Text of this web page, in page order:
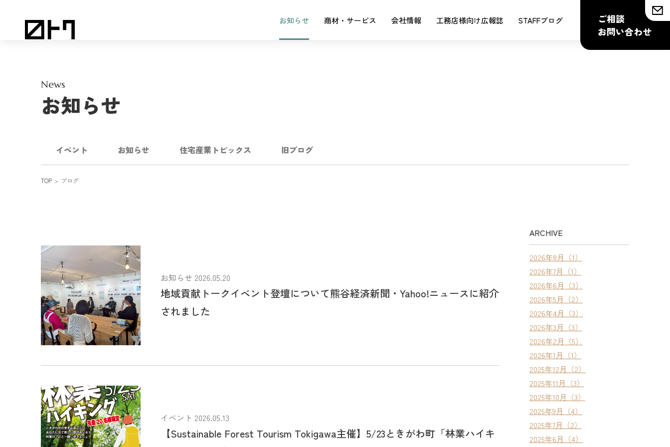
お知らせ 商材・サービス 会社情報 工務店様向け広報誌 STAFFブログ
ご相談
お問い合わせ
News
お知らせ
イベント お知らせ 住宅産業トピックス 旧ブログ
TOP ブログ
お知らせ 2026.05.20
地域貢献トークイベント登壇について熊谷経済新聞・Yahoo!ニュースに紹介
されました
イベント 2026.05.13
【Sustainable Forest Tourism Tokigawa主催】5/23ときがわ町「林業ハイキ
ARCHIVE
2026年8月（1）
2026年7月（1）
2026年6月（3）
2026年5月（2）
2026年4月（3）
2026年3月（3）
2026年2月（5）
2026年1月（1）
2025年12月（2）
2025年11月（3）
2025年10月（3）
2025年9月（4）
2025年7月（2）
2025年6月（4）